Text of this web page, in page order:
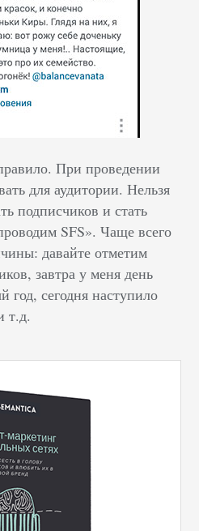
При проведении
для аудитории. Нельзя
подписчиков и стать
SFS». Чаще всего
давайте отметим
завтра у меня день
год, сегодня наступило
т.д.